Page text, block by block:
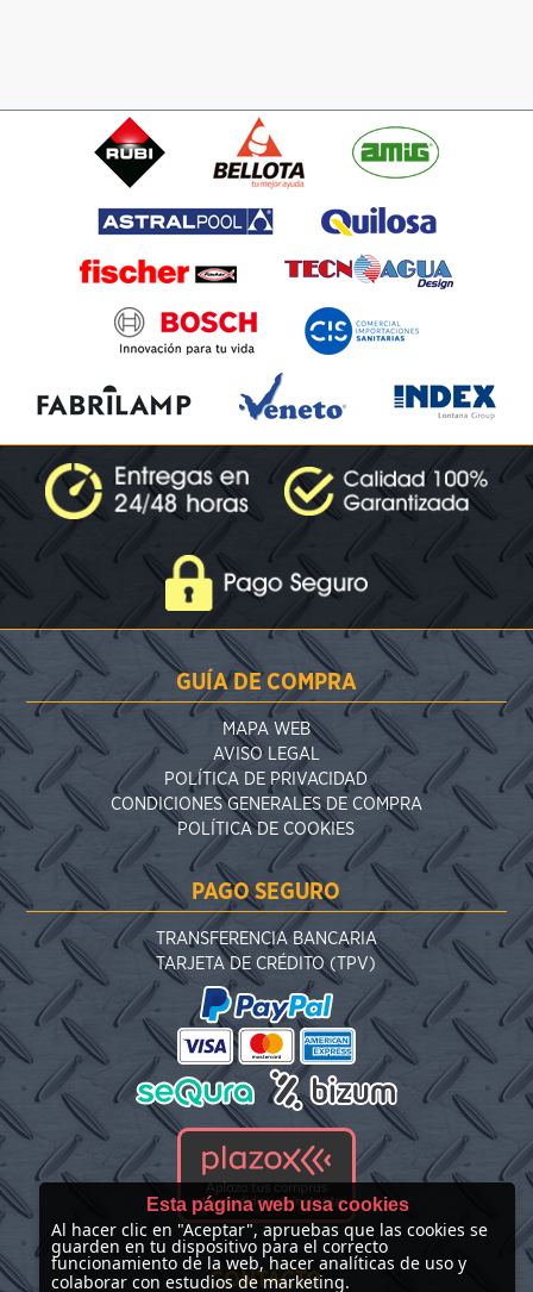
GUÍA DE COMPRA
MAPA WEB
AVISO LEGAL
POLÍTICA DE PRIVACIDAD
CONDICIONES GENERALES DE COMPRA
POLÍTICA DE COOKIES
PAGO SEGURO
TRANSFERENCIA BANCARIA
TARJETA DE CRÉDITO (TPV)
CONTACTO
Esta página web usa cookies
Al hacer clic en "Aceptar", apruebas que las cookies se
guarden en tu dispositivo para el correcto
funcionamiento de la web, hacer analíticas de uso y
colaborar con estudios de marketing.